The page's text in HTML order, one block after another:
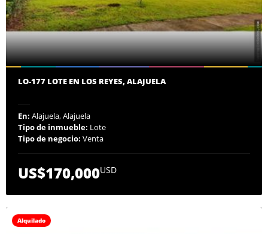
LO-177 LOTE EN LOS REYES, ALAJUELA
En: Alajuela, Alajuela
Tipo de inmueble: Lote
Tipo de negocio: Venta
US$170,000USD
Alquilado